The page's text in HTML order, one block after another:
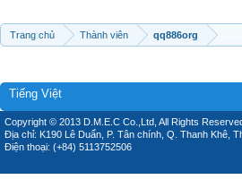
Trang chủ Thành viên qq886org
Tiếng Việt
Copyright © 2013 D.M.E.C Co.,Ltd, All Rights
Địa chỉ: K190 Lê Duẩn, P. Tân chính, Q. Thanh Khê,
Điện thoại: (+84) 5113752506